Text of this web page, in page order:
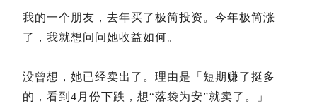
我的一个朋友，去年买了极简投资。今年极简涨
了，我就想问问她收益如何。
没曾想，她已经卖出了。理由是「短期赚了挺多
的，看到4月份下跌，想“落袋为安”就卖了。」